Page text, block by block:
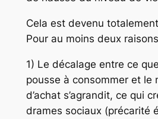
Cela est devenu
Pour au moins deux
1) Le décalage entre ce
pousse à consommer et le
d’achat s’agrandit, ce qui
drames sociaux (précarité